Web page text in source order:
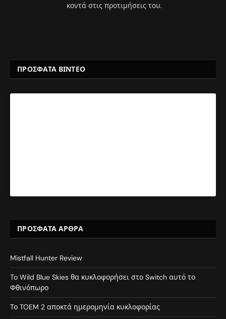
κοντά στις προτιμήσεις του.
ΠΡΟΣΦΑΤΑ ΒΙΝΤΕΟ
ΠΡΌΣΦΑΤΑ ΆΡΘΡΑ
Mistfall Hunter Review
To Wild Blue Skies θα κυκλοφορήσει στο Switch αυτό το
Φθινόπωρο
Το TOEM 2 αποκτά ημερομηνία κυκλοφορίας